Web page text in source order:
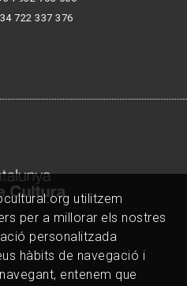
722 337 376
utilitzem
per a millorar els nostres
personalitzada
hàbits de navegació i
entenem que